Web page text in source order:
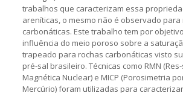
trabalhos que caracterizam essa
areníticas, o mesmo não é observado para
carbonáticas. Este trabalho tem por
influência do meio poroso sobre a
trapeado para rochas carbonáticas visto
pré-sal brasileiro. Técnicas como RMN
Magnética Nuclear) e MICP (Porosimetria
Mercúrio) foram utilizadas para